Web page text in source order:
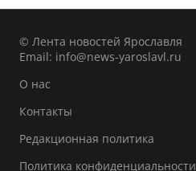
© Лента новостей Ярославля
Email: info@news-yaroslavl.ru
О нас
Контакты
Редакционная политика
Политика конфиденциальности